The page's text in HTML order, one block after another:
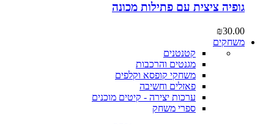
גופיה ציצית עם פתילות מכונה
₪30.00
משחקים
קטנטנים
מגנטים והרכבות
משחקי קופסא וקלפים
פאזלים וחשיבה
ערכות יצירה - קיטים מוכנים
ספרי משחק